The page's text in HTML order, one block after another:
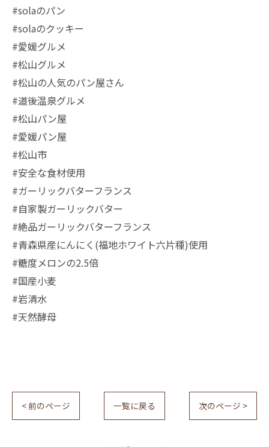
#solaのパン
#solaのクッキー
#愛媛グルメ
#松山グルメ
#松山の人気のパン屋さん
#道後温泉グルメ
#松山パン屋
#愛媛パン屋
#松山市
#安全な食材使用
#ガーリックバターフランス
#自家製ガーリックバター
#絶品ガーリックバターフランス
#青森県産にんにく(福地ホワイト六片種)使用
#糖度メロンの2.5倍
#国産小麦
#岩清水
#天然酵母
< 前のページ 一覧に戻る 次のページ >